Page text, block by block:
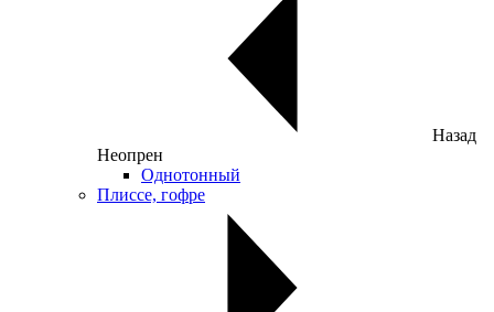
Назад
Неопрен
Однотонный
Плиссе, гофре